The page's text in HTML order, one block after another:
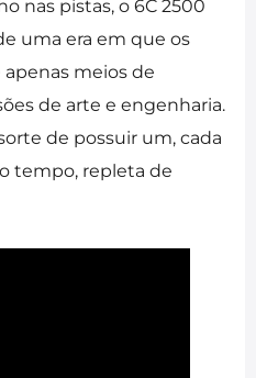
nas pistas, o 6C 2500
uma era em que os
meios de
de arte e engenharia.
de possuir um, cada
tempo, repleta de